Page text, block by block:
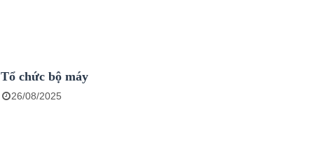
Tổ chức bộ máy
26/08/2025